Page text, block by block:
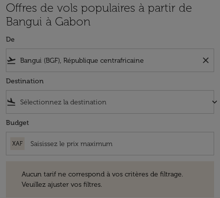
Offres de vols populaires à partir de
Bangui à Gabon
De
flight_takeoff close
Destination
flight_land keyboard_arrow_down
Budget
XAF
Aucun tarif ne correspond à vos critères de filtrage.
Veuillez ajuster vos filtres.